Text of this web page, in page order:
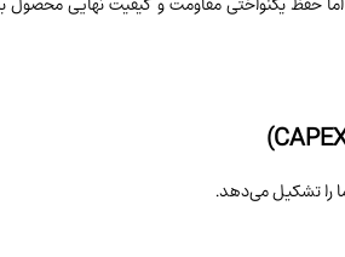
را تشکیل می‌دهد.